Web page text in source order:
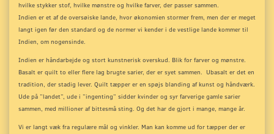
hvilke stykker stof, hvilke mønstre og hvilke farver, der passer sammen.
Indien er et af de oversøiske lande, hvor økonomien stormer frem, men der er meget
langt igen før den standard og de normer vi kender i de vestlige lande kommer til
Indien, om nogensinde.
Indien er håndarbejde og stort kunstnerisk overskud. Blik for farver og mønstre.
Basalt er quilt to eller flere lag brugte sarier, der er syet sammen. Ubasalt er det en
tradition, der stadig lever. Quilt tæpper er en spøjs blanding af kunst og håndværk.
Ude på ”landet”, ude i ”ingenting” sidder kvinder og syr farverige gamle sarier
sammen, med millioner af bittesmå sting. Og det har de gjort i mange, mange år.
Vi er langt væk fra regulære mål og vinkler. Man kan komme ud for tæpper der er